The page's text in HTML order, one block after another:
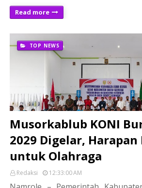
Read more
TOP NEWS
Musorkablub KONI
2029 Digelar, Harapan
untuk Olahraga
Redaksi 12:33:00 AM